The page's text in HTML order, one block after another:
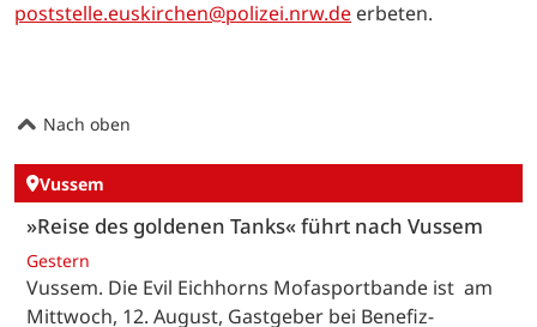
poststelle.euskirchen@polizei.nrw.de erbeten.
Nach oben
Vussem
»Reise des goldenen Tanks« führt nach Vussem
Gestern
Vussem. Die Evil Eichhorns Mofasportbande ist am
Mittwoch, 12. August, Gastgeber bei Benefiz-